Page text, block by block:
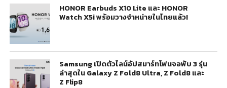
HONOR Earbuds X10 Lite และ HONOR
Watch X5i พร้อมวางจำหน่ายในไทยแล้ว!
Samsung เปิดตัวไลน์อัปสมาร์ทโฟนจอพับ 3 รุ่น
ล่าสุดใน Galaxy Z Fold8 Ultra, Z Fold8 และ
Z Flip8